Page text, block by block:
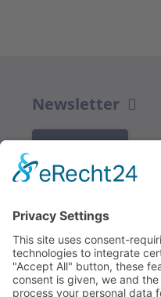
Newsletter
Redakce bbkult.net
Centrum Bavaria
Dr. Veronika Hofinger
Freyung 1, 92539
Tel.:+49 (0)9674 / 92 48